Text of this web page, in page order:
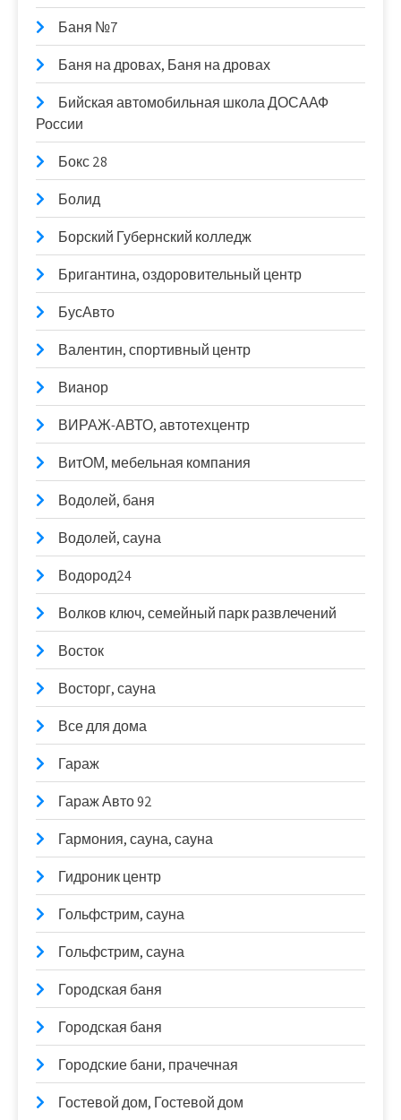
Баня №7
Баня на дровах, Баня на дровах
Бийская автомобильная школа ДОСААФ
России
Бокс 28
Болид
Борский Губернский колледж
Бригантина, оздоровительный центр
БусАвто
Валентин, спортивный центр
Вианор
ВИРАЖ-АВТО, автотехцентр
ВитОМ, мебельная компания
Водолей, баня
Водолей, сауна
Водород24
Волков ключ, семейный парк развлечений
Восток
Восторг, сауна
Все для дома
Гараж
Гараж Авто 92
Гармония, сауна, сауна
Гидроник центр
Гольфстрим, сауна
Гольфстрим, сауна
Городская баня
Городская баня
Городские бани, прачечная
Гостевой дом, Гостевой дом